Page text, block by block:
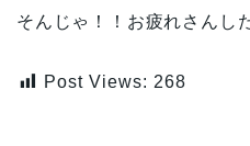
そんじゃ！！お疲れさんし
Post Views: 268